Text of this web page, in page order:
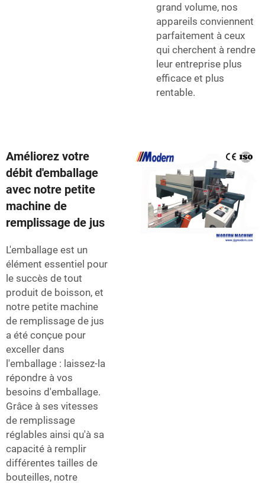
grand volume, nos
appareils conviennent
parfaitement à ceux
qui cherchent à rendre
leur entreprise plus
efficace et plus
rentable.
Améliorez votre
débit d'emballage
avec notre petite
machine de
remplissage de jus
L'emballage est un
élément essentiel pour
le succès de tout
produit de boisson, et
notre petite machine
de remplissage de jus
a été conçue pour
exceller dans
l'emballage : laissez-la
répondre à vos
besoins d'emballage.
Grâce à ses vitesses
de remplissage
réglables ainsi qu'à sa
capacité à remplir
différentes tailles de
bouteilles, notre